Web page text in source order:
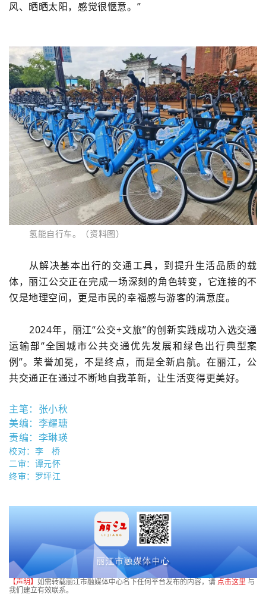
风、晒晒太阳，感觉很惬意。”
氢能自行车。（资料图）
从解决基本出行的交通工具，到提升生活品质的载
体，丽江公交正在完成一场深刻的角色转变，它连接的不
仅是地理空间，更是市民的幸福感与游客的满意度。
2024年，丽江“公交+文旅”的创新实践成功入选交通
运输部“全国城市公共交通优先发展和绿色出行典型案
例”。 荣誉加冕，不是终点，而是全新启航。在丽江，公
共交通正在通过不断地自我革新，让生活变得更美好。
主笔：张小秋
美编：李耀瑭
责编：李琳瑛
校对：李 桥
二审：谭元怀
终审：罗坪江
【声明】 如需转载丽江市融媒体中心名下任何平台发布的内容，请 点击这里 与
我们建立有效联系。